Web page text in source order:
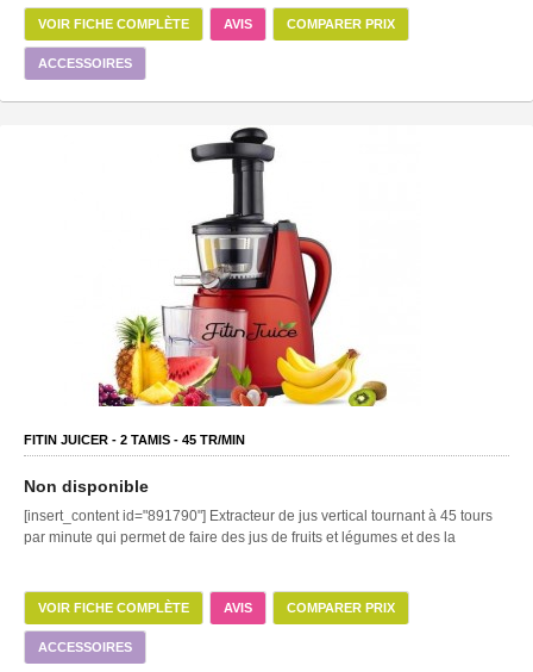
VOIR FICHE COMPLÈTE AVIS COMPARER PRIX
ACCESSOIRES
FITIN JUICER - 2 TAMIS - 45 TR/MIN
Non disponible
[insert_content id="891790"] Extracteur de jus vertical tournant à 45 tours
par minute qui permet de faire des jus de fruits et légumes et des la
VOIR FICHE COMPLÈTE AVIS COMPARER PRIX
ACCESSOIRES